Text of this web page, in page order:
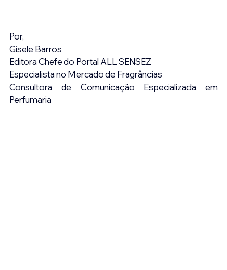
Por,
Gisele Barros
Editora Chefe do Portal ALL SENSEZ
Especialista no Mercado de Fragrâncias
Consultora de Comunicação Especializada em
Perfumaria